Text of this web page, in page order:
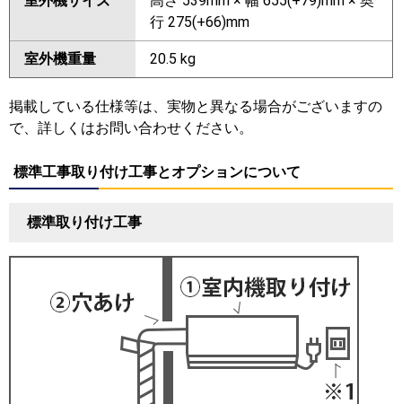
行 275(+66)mm
室外機重量 20.5 kg
掲載している仕様等は、実物と異なる場合がございますの
で、詳しくはお問い合わせください。
標準工事取り付け工事とオプションについて
標準取り付け工事